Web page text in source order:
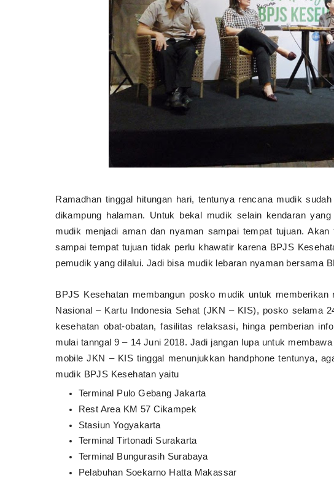
Ramadhan tinggal hitungan hari, tentunya rencana mudik
dikampung halaman. Untuk bekal mudik selain kendaran
mudik menjadi aman dan nyaman sampai tempat tujuan.
sampai tempat tujuan tidak perlu khawatir karena BPJS
pemudik yang dilalui. Jadi bisa mudik lebaran nyaman bersama
BPJS Kesehatan membangun posko mudik untuk
Nasional – Kartu Indonesia Sehat (JKN – KIS), posko selama
kesehatan obat-obatan, fasilitas relaksasi, hinga pemberian
mulai tanngal 9 – 14 Juni 2018. Jadi jangan lupa untuk
mobile JKN – KIS tinggal menunjukkan handphone tentunya,
mudik BPJS Kesehatan yaitu
Terminal Pulo Gebang Jakarta
Rest Area KM 57 Cikampek
Stasiun Yogyakarta
Terminal Tirtonadi Surakarta
Terminal Bungurasih Surabaya
Pelabuhan Soekarno Hatta Makassar